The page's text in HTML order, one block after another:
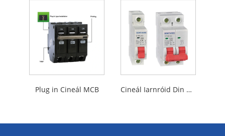
Plug in Cineál MCB Cineál Iarnróid Din MCB